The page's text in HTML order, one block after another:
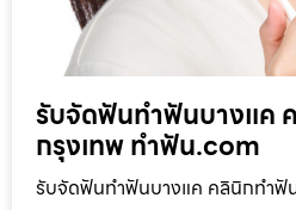
รับจัดฟันทำฟันบางแค
กรุงเทพ ทำฟัน.com
รับจัดฟันทำฟันบางแค คลินิกทำฟั